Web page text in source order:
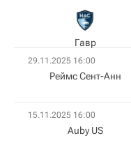
Гавр
29.11.2025 16:00
Реймс Сент-Анн
15.11.2025 16:00
Auby US